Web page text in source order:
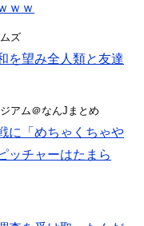
ｗｗ
ズ
を望み全人類と友達
アム＠なんJまとめ
に「めちゃくちゃや
ッチャーはたまら